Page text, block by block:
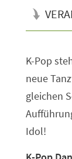
K-Pop
neue
gleichen
Idol!